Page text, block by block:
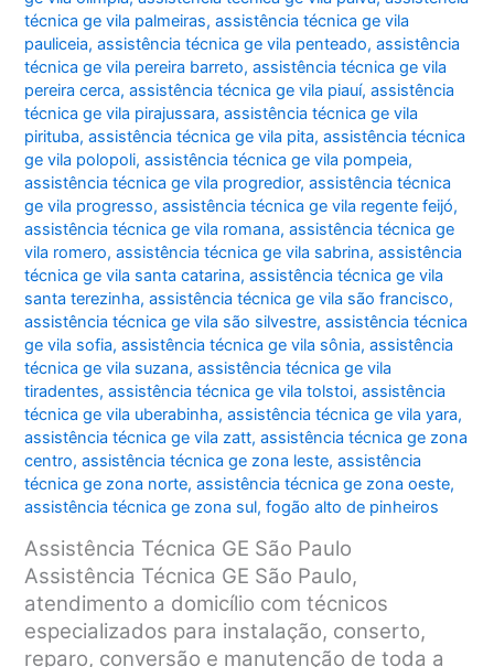
técnica ge vila palmeiras,assistência técnica ge vila
pauliceia,assistência técnica ge vila penteado,assistência
técnica ge vila pereira barreto,assistência técnica ge vila
pereira cerca,assistência técnica ge vila piauí,assistência
técnica ge vila pirajussara,assistência técnica ge vila
pirituba,assistência técnica ge vila pita,assistência técnica
ge vila polopoli,assistência técnica ge vila pompeia,
assistência técnica ge vila progredior,assistência técnica
ge vila progresso,assistência técnica ge vila regente feijó,
assistência técnica ge vila romana,assistência técnica ge
vila romero,assistência técnica ge vila sabrina,assistência
técnica ge vila santa catarina,assistência técnica ge vila
santa terezinha,assistência técnica ge vila são francisco,
assistência técnica ge vila são silvestre,assistência técnica
ge vila sofia,assistência técnica ge vila sônia,assistência
técnica ge vila suzana,assistência técnica ge vila
tiradentes,assistência técnica ge vila tolstoi,assistência
técnica ge vila uberabinha,assistência técnica ge vila yara,
assistência técnica ge vila zatt,assistência técnica ge zona
centro,assistência técnica ge zona leste,assistência
técnica ge zona norte,assistência técnica ge zona oeste,
assistência técnica ge zona sul,fogão alto de pinheiros
Assistência Técnica GE São Paulo
Assistência Técnica GE São Paulo,
atendimento a domicílio com técnicos
especializados para instalação, conserto,
reparo, conversão e manutenção de toda a